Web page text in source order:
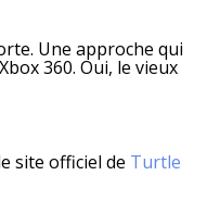
Une approche qui
360. Oui, le vieux
site officiel de Turtle